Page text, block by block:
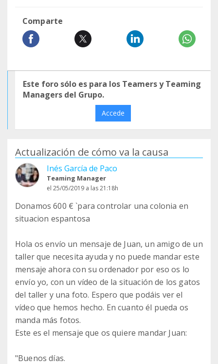
Comparte
Este foro sólo es para los Teamers y Teaming
Managers del Grupo.
Accede
Actualización de cómo va la causa
Inés García de Paco
Teaming Manager
el 25/05/2019 a las 21:18h
Donamos 600 € `para controlar una colonia en
situacion espantosa
Hola os envío un mensaje de Juan, un amigo de un
taller que necesita ayuda y no puede mandar este
mensaje ahora con su ordenador por eso os lo
envío yo, con un vídeo de la situación de los gatos
del taller y una foto. Espero que podáis ver el
vídeo que hemos hecho. En cuanto él pueda os
manda más fotos.
Este es el mensaje que os quiere mandar Juan:
"Buenos días.